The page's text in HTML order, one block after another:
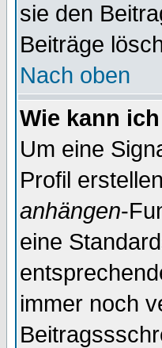
sie den
Beiträge
Nach oben
Wie kann
Um eine
Profil
anhängen-
eine
immer noch